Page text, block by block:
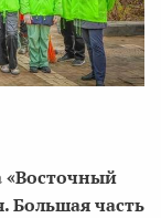
«Восточный
Большая часть